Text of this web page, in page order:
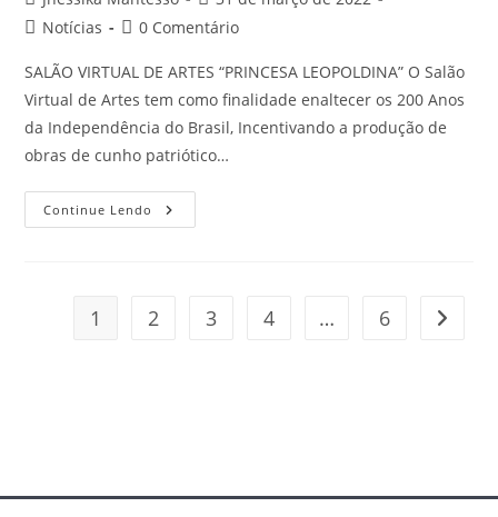
Notícias
0 Comentário
SALÃO VIRTUAL DE ARTES “PRINCESA LEOPOLDINA” O Salão
Virtual de Artes tem como finalidade enaltecer os 200 Anos
da Independência do Brasil, Incentivando a produção de
obras de cunho patriótico…
Continue Lendo
1 2 3 4 … 6